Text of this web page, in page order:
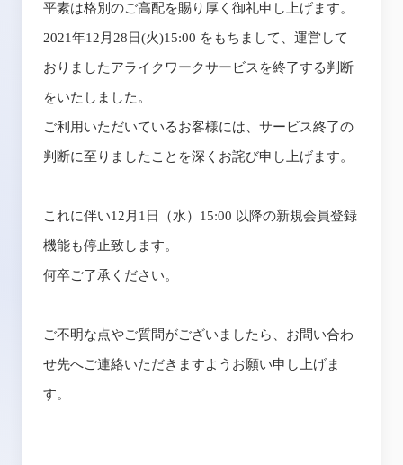
平素は格別のご高配を賜り厚く御礼申し上げます。
2021年12 月 28 日(火)15:00 をもちまして、運営して
おりましたアライクワークサービスを終了する判断
をいたしました。
ご利用いただいているお客様には、サービス終了の
判断に至りましたことを深くお詫び申し上げます。
これに伴い12 月 1 日（水） 15:00 以降の新規会員登録
機能も停止致します。
何卒ご了承ください。
ご不明な点やご質問がございましたら、お問い合わ
せ先へご連絡いただきますようお願い申し上げま
す。